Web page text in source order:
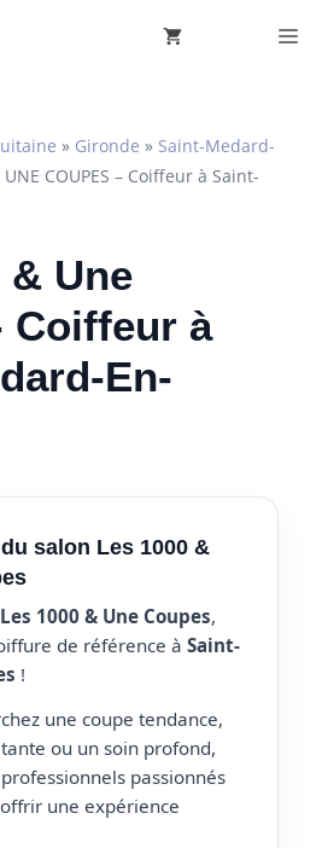
» Gironde » Saint-Medard-
UNE COUPES – Coiffeur à Saint-
& Une
Coiffeur à
En-
salon Les 1000 &
Les 1000 & Une Coupes,
de référence à Saint-
!
une coupe tendance,
ou un soin profond,
passionnés
une expérience